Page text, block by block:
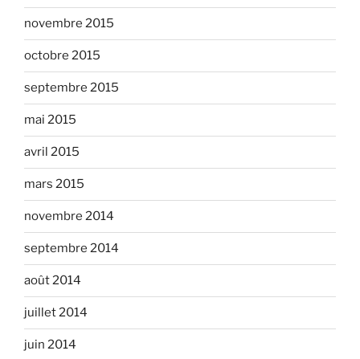
novembre 2015
octobre 2015
septembre 2015
mai 2015
avril 2015
mars 2015
novembre 2014
septembre 2014
août 2014
juillet 2014
juin 2014